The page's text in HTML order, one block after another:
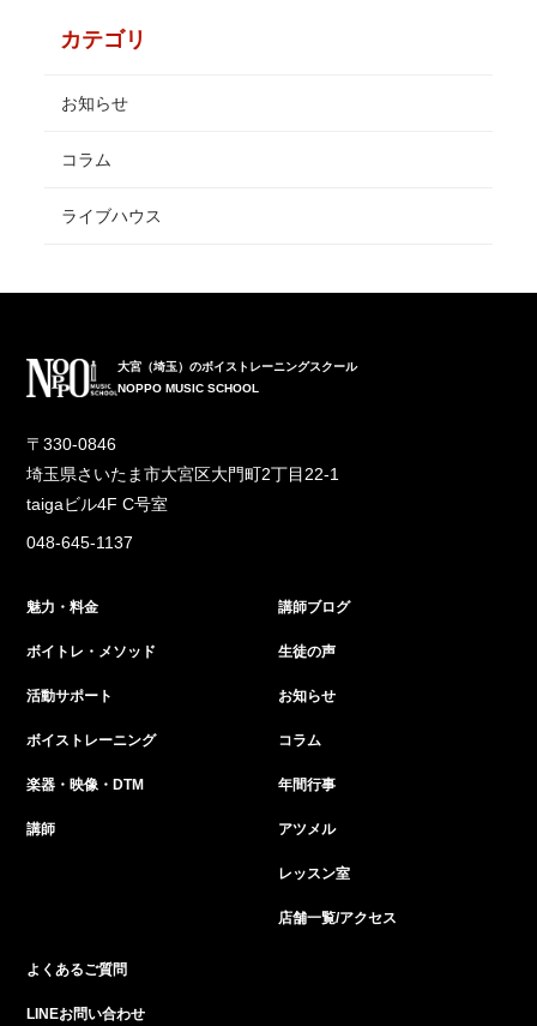
カテゴリ
お知らせ
コラム
ライブハウス
大宮（埼玉）のボイストレーニングスクール
NOPPO MUSIC SCHOOL
〒330-0846
埼玉県さいたま市大宮区大門町2丁目22-1
taigaビル4F C号室
048-645-1137
魅力・料金
ボイトレ・メソッド
活動サポート
ボイストレーニング
楽器・映像・DTM
講師
講師ブログ
生徒の声
お知らせ
コラム
年間行事
アツメル
レッスン室
店舗一覧/アクセス
よくあるご質問
LINEお問い合わせ